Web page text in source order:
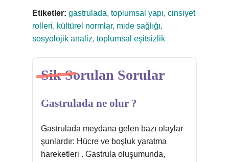
Etiketler: gastrulada, toplumsal yapı, cinsiyet
rolleri, kültürel normlar, mide sağlığı,
sosyolojik analiz, toplumsal eşitsizlik
Sik Sorulan Sorular
Gastrulada ne olur ?
Gastrulada meydana gelen bazı olaylar
şunlardır: Hücre ve boşluk yaratma
hareketleri . Gastrula oluşumunda,